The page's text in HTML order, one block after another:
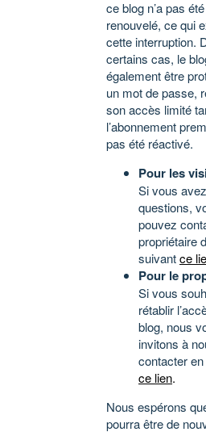
ce blog n’a pas été
renouvelé, ce qui
cette interruption.
certains cas, le
également être
un mot de passe,
son accès limité
l’abonnement
pas été réactivé.
Pour les
Si vous
questions,
pouvez
propriétaire
suivantce
Pour le
Si vous
rétablir
blog, nous
invitons à
contacter
ce lien.
Nous espérons
pourra être de